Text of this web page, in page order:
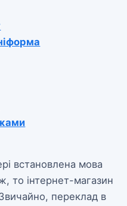
встановлена мова
то інтернет-магазин
переклад в